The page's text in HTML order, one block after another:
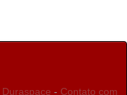
Duraspace - Contato com